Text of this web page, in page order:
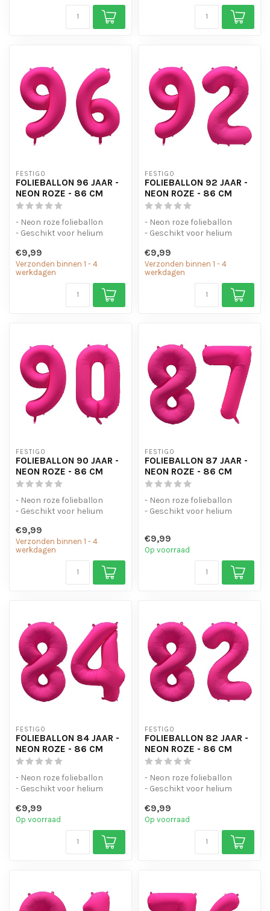
FESTIGO
FOLIEBALLON 96 JAAR -
NEON ROZE - 86 CM
- Neon roze folieballon
- Geschikt voor helium
op te...
€9,99
Verzonden binnen 1 - 4
werkdagen
FESTIGO
FOLIEBALLON 92 JAAR -
NEON ROZE - 86 CM
- Neon roze folieballon
- Geschikt voor helium
op te...
€9,99
Verzonden binnen 1 - 4
werkdagen
FESTIGO
FOLIEBALLON 90 JAAR -
NEON ROZE - 86 CM
- Neon roze folieballon
- Geschikt voor helium
op te...
€9,99
Verzonden binnen 1 - 4
werkdagen
FESTIGO
FOLIEBALLON 87 JAAR -
NEON ROZE - 86 CM
- Neon roze folieballon
- Geschikt voor helium
€9,99
Op voorraad
FESTIGO
FOLIEBALLON 84 JAAR -
NEON ROZE - 86 CM
- Neon roze folieballon
- Geschikt voor helium
op te...
€9,99
Op voorraad
FESTIGO
FOLIEBALLON 82 JAAR -
NEON ROZE - 86 CM
- Neon roze folieballon
- Geschikt voor helium
op te...
€9,99
Op voorraad